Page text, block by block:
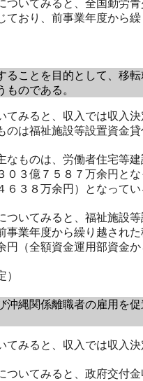
いてみると、全国勤労
ており、前事業年度から
ことを目的として、移
のである。
みると、収入では収入
は福祉施設等設置資金
ものは、労働者住宅等
０３億７５８７万余円と
６３８万余円）となってい
いてみると、福祉施設
事業年度から繰り越され
（全額資金運用部資金か
縄関係離職者の雇用を
みると、収入では収入
いてみると、政府交付